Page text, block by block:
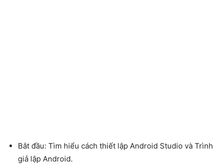
Bắt đầu: Tìm hiểu cách thiết lập Android Studio và Trình
giả lập Android.